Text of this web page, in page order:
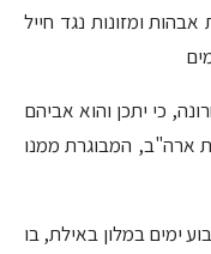
ומזונות נגד חייל
לאחרונה, כי יתכן והוא אביהם
ארה"ב, המבוגרת ממנו
ימים במלון באילת, בו